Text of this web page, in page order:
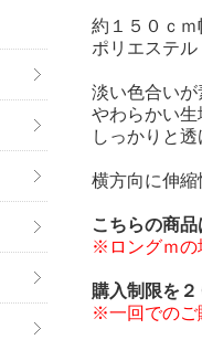
約１５０ｃｍ
ポリエステル
淡い色合いが
やわらかい生
しっかりと
横方向に伸縮
こちらの商品
※ロングｍの
購入制限を２
※一回でのご